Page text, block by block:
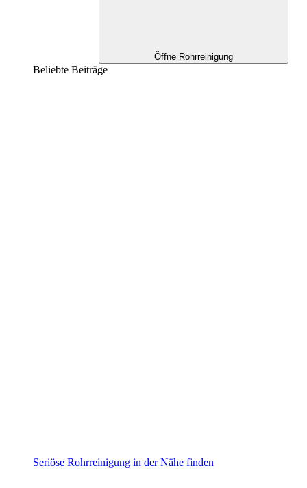
Öffne Rohrreinigung
Beliebte Beiträge
Seriöse Rohrreinigung in der Nähe finden